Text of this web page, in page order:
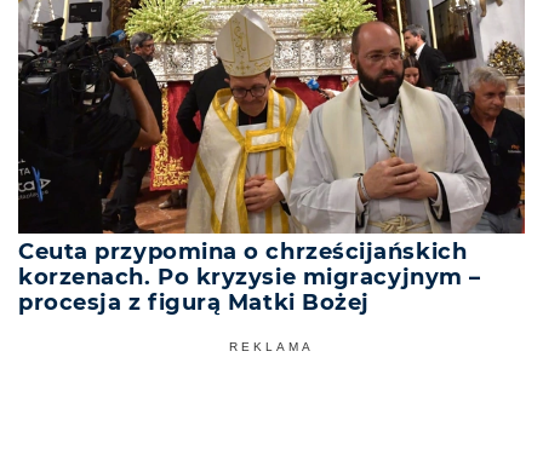
Ceuta przypomina o chrześcijańskich
korzenach. Po kryzysie migracyjnym –
procesja z figurą Matki Bożej
REKLAMA